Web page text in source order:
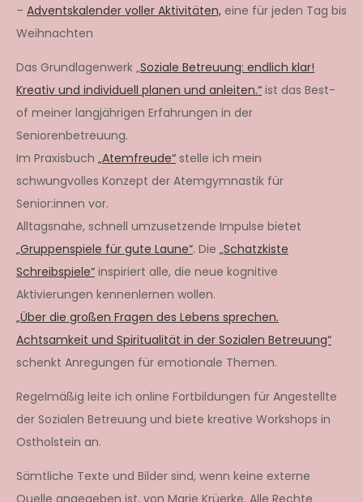
– Adventskalender voller Aktivitäten, eine für jeden Tag bis
Weihnachten
Das Grundlagenwerk „Soziale Betreuung: endlich klar!
Kreativ und individuell planen und anleiten.“ ist das Best-
of meiner langjährigen Erfahrungen in der
Seniorenbetreuung.
Im Praxisbuch „Atemfreude“ stelle ich mein
schwungvolles Konzept der Atemgymnastik für
Senior:innen vor.
Alltagsnahe, schnell umzusetzende Impulse bietet
„Gruppenspiele für gute Laune“. Die „Schatzkiste
Schreibspiele“ inspiriert alle, die neue kognitive
Aktivierungen kennenlernen wollen.
„Über die großen Fragen des Lebens sprechen.
Achtsamkeit und Spiritualität in der Sozialen Betreuung“
schenkt Anregungen für emotionale Themen.
Regelmäßig leite ich online Fortbildungen für Angestellte
der Sozialen Betreuung und biete kreative Workshops in
Ostholstein an.
Sämtliche Texte und Bilder sind, wenn keine externe
Quelle angegeben ist, von Marie Krüerke. Alle Rechte